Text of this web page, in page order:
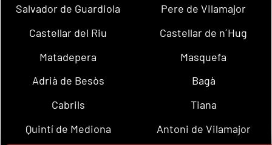
Salvador de Guardiola
Pere de Vilamajor
Castellar del Riu
Castellar de n´Hug
Matadepera
Masquefa
Adrià de Besòs
Bagà
Cabrils
Tiana
Quintí de Mediona
Antoni de Vilamajor